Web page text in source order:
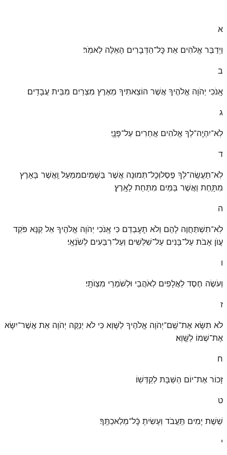
א
וַיְדַבֵּר אֱלֹהִים אֵת כׇּל־הַדְּבָרִים הָאֵלֶּה לֵאמֹֽר׃
ב
אָֽנֹכִי יְהֹוָה אֱלֹהֶיךָ אֲשֶׁר הוֹצֵאתִיךָ מֵאֶרֶץ מִצְרַיִם מִבֵּית עֲבָדִ͏ֽים׃
ג
לֹֽא־יִהְיֶ͏ֽה־לְךָ אֱלֹהִים אֲחֵרִים עַל־פָּנָֽ͏ַי׃
ד
לֹֽא־תַעֲשֶֽׂה־לְךָ פֶסֶלוְכׇל־תְּמוּנָה אֲשֶׁר בַּשָּׁמַיִםמִמַּעַל וַֽאֲשֶׁר בָּאָרֶץ
מִתָּ͏ַחַת וַאֲשֶׁר בַּמַּיִם מִתַּחַת לָאָֽרֶץ׃
ה
לֹֽא־תִשְׁתַּחֲוֶה לָהֶם וְלֹא תׇעׇבְדֵם כִּי אָֽנֹכִי יְהֹוָה אֱלֹהֶיךָ אֵל קַנָּא פֹּקֵד
עֲוֺן אָבֹת עַל־בָּנִים עַל־שִׁלֵּשִׁים וְעַל־רִבֵּעִים לְשֹׂנְאָֽי׃
ו
וְעֹשֶׂה חֶסֶד לַאֲלָפִים לְאֹהֲבַי וּלְשֹׁמְרֵי מִצְוֺתָֽי׃
ז
לֹא תִשָּׂא אֶת־שֵֽׁם־יְהֹוָה אֱלֹהֶיךָ לַשָּׁוְא כִּי לֹא יְנַקֶּה יְהֹוָה אֵת אֲשֶׁר־יִשָּׂא
אֶת־שְׁמוֹ לַשָּֽׁוְא׃
ח
זָכוֹר אֶת־יוֹם הַשַּׁבָּת לְקַדְּשֽׁוֹ׃
ט
שֵׁשֶׁת יָמִים תַּֽעֲבֹד וְעָשִׂיתָ כׇּֿל־מְלַאכְתֶּֽךָ׃
י